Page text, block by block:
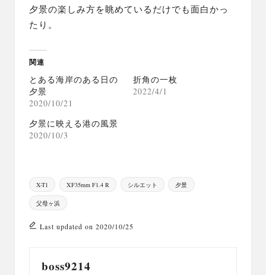
夕景の楽しみ方を眺めているだけでも面白かっ
たり。
関連
とある海岸のある日の
夕景
2020/10/21
折角の一枚
2022/4/1
夕景に映える港の風景
2020/10/3
Tags:
X-T1 XF35mm F1.4 R シルエット 夕景
父母ヶ浜
Last updated on 2020/10/25
boss9214